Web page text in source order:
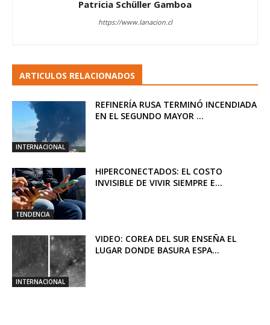
Patricia Schüller Gamboa
https://www.lanacion.cl
ARTICULOS RELACIONADOS
INTERNACIONAL
REFINERÍA RUSA TERMINÓ INCENDIADA
EN EL SEGUNDO MAYOR ...
TENDENCIA
HIPERCONECTADOS: EL COSTO
INVISIBLE DE VIVIR SIEMPRE E...
INTERNACIONAL
VIDEO: COREA DEL SUR ENSEÑA EL
LUGAR DONDE BASURA ESPA...